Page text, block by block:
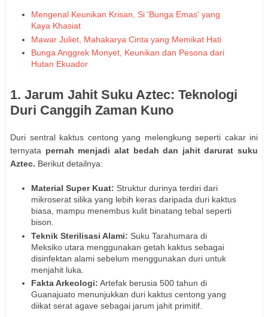
Mengenal Keunikan Krisan, Si 'Bunga Emas' yang
Kaya Khasiat
Mawar Juliet, Mahakarya Cinta yang Memikat Hati
Bunga Anggrek Monyet, Keunikan dan Pesona dari
Hutan Ekuador
1. Jarum Jahit Suku Aztec: Teknologi
Duri Canggih Zaman Kuno
Duri sentral kaktus centong yang melengkung seperti cakar ini
ternyata pernah menjadi alat bedah dan jahit darurat suku
Aztec. Berikut detailnya:
Material Super Kuat: Struktur durinya terdiri dari
mikroserat silika yang lebih keras daripada duri kaktus
biasa, mampu menembus kulit binatang tebal seperti
bison.
Teknik Sterilisasi Alami: Suku Tarahumara di
Meksiko utara menggunakan getah kaktus sebagai
disinfektan alami sebelum menggunakan duri untuk
menjahit luka.
Fakta Arkeologi: Artefak berusia 500 tahun di
Guanajuato menunjukkan duri kaktus centong yang
diikat serat agave sebagai jarum jahit primitif.